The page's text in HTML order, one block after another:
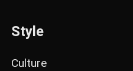
Style
Culture